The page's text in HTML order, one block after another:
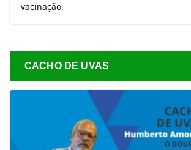
vacinação.
CACHO DE UVAS